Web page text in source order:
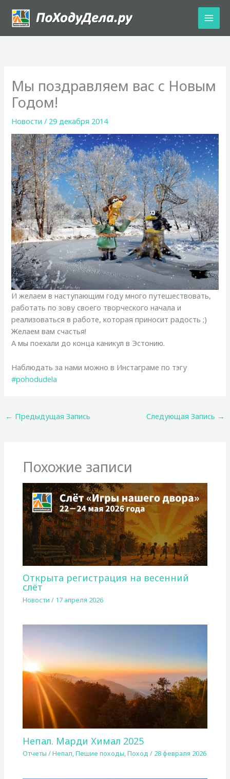
содержимому
Мы поздравляем вас с Новым
Годом!
Новости / 29 декабря 2014
И желаем в наступающим году много путешествовать,
работать по зову своего творческого начала и
реализоваться в работе, которая приносит радость ;)
Желаем вам счастья!
А мы поехали до конца каникул в Эстонию.
Наблюдать за нами можно в Инстаграме по тэгу
#pohodudela
← Предыдущая Запись Следующая Запись →
Похожие записи
Открыта регистрация на весенний
слёт
Новости / 17 апреля 2026
Непал. Марди Химал 2025
Отчеты /Непал,Пешие походы,Поход / 28 февраля 2026